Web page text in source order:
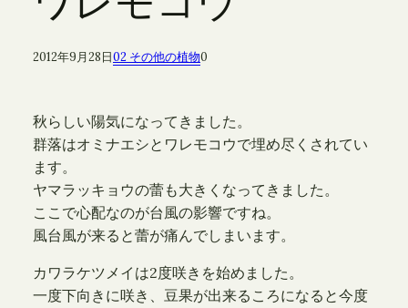
2012年9月28日02 その他の植物0
秋らしい陽気になってきました。
群落はオミナエシとワレモコウで埋め尽くされてい
ます。
ヤマラッキョウの蕾も大きくなってきました。
ここで心配なのが台風の影響ですね。
風台風が来ると蕾が痛んでしまいます。
カワラケツメイは2度咲きを始めました。
一度下向きに咲き、豆果が出来るころになると今度